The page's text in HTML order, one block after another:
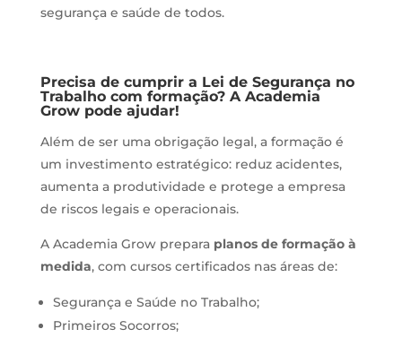
segurança e saúde de todos.
Precisa de cumprir a Lei de Segurança no
Trabalho com formação? A Academia
Grow pode ajudar!
Além de ser uma obrigação legal, a formação é
um investimento estratégico: reduz acidentes,
aumenta a produtividade e protege a empresa
de riscos legais e operacionais.
A Academia Grow prepara planos de formação à
medida, com cursos certificados nas áreas de:
Segurança e Saúde no Trabalho;
Primeiros Socorros;